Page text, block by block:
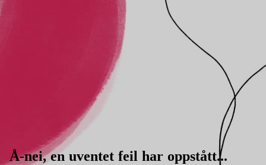
Å-nei, en uventet feil har oppstått...